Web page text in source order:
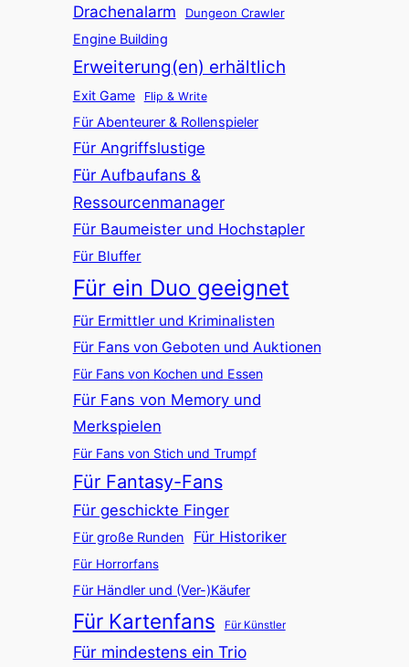
Drachenalarm Dungeon Crawler
Engine Building
Erweiterung(en) erhältlich
Exit Game Flip & Write
Für Abenteurer & Rollenspieler
Für Angriffslustige
Für Aufbaufans &
Ressourcenmanager
Für Baumeister und Hochstapler
Für Bluffer
Für ein Duo geeignet
Für Ermittler und Kriminalisten
Für Fans von Geboten und Auktionen
Für Fans von Kochen und Essen
Für Fans von Memory und
Merkspielen
Für Fans von Stich und Trumpf
Für Fantasy-Fans
Für geschickte Finger
Für große Runden Für Historiker
Für Horrorfans
Für Händler und (Ver-)Käufer
Für Kartenfans Für Künstler
Für mindestens ein Trio